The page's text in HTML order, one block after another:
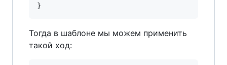
}
Тогда в шаблоне мы можем применить
такой ход: